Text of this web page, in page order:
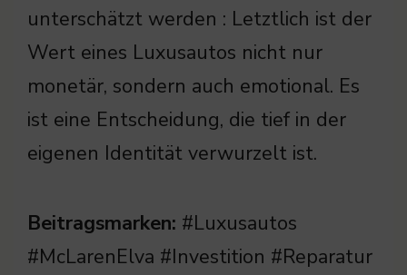
unterschätzt werden : Letztlich ist der
Wert eines Luxusautos nicht nur
monetär, sondern auch emotional. Es
ist eine Entscheidung, die tief in der
eigenen Identität verwurzelt ist.
Beitragsmarken: #Luxusautos
#McLarenElva #Investition #Reparatur